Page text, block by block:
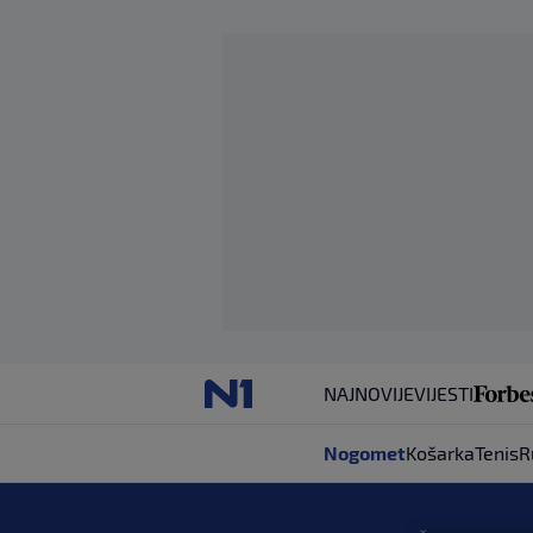
NAJNOVIJEVIJESTI
NogometKošarkaTenis